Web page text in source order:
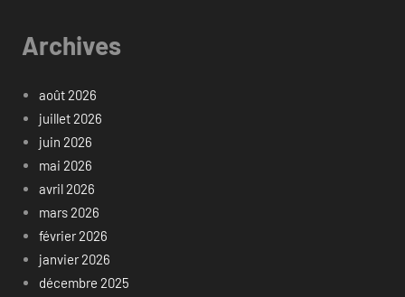
Archives
août 2026
juillet 2026
juin 2026
mai 2026
avril 2026
mars 2026
février 2026
janvier 2026
décembre 2025